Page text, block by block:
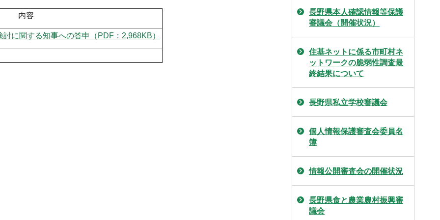
内容
に関する知事への答申（PDF：2,968KB）
長野県本人確認情報等保護
審議会（開催状況）
住基ネットに係る市町村ネ
ットワークの脆弱性調査最
終結果について
長野県私立学校審議会
個人情報保護審査会委員名
簿
情報公開審査会の開催状況
長野県食と農業農村振興審
議会